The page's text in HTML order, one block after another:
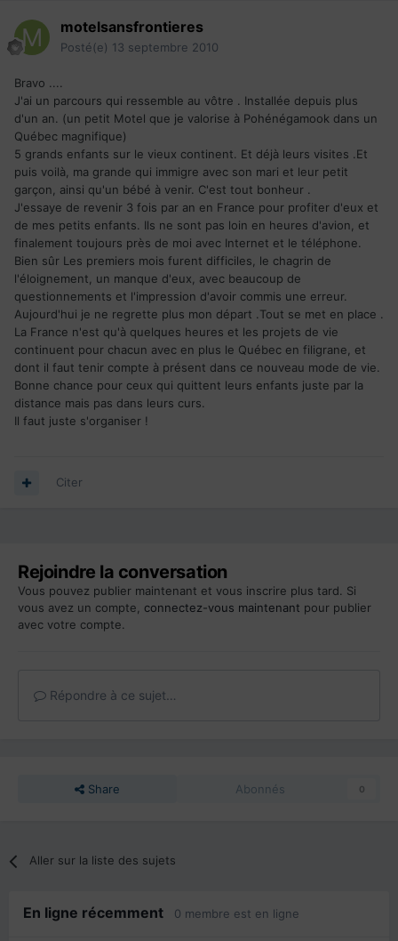
motelsansfrontieres
Posté(e) 13 septembre 2010
Bravo ....
J'ai un parcours qui ressemble au vôtre . Installée depuis plus
d'un an. (un petit Motel que je valorise à Pohénégamook dans un
Québec magnifique)
5 grands enfants sur le vieux continent. Et déjà leurs visites .Et
puis voilà, ma grande qui immigre avec son mari et leur petit
garçon, ainsi qu'un bébé à venir. C'est tout bonheur .
J'essaye de revenir 3 fois par an en France pour profiter d'eux et
de mes petits enfants. Ils ne sont pas loin en heures d'avion, et
finalement toujours près de moi avec Internet et le téléphone.
Bien sûr Les premiers mois furent difficiles, le chagrin de
l'éloignement, un manque d'eux, avec beaucoup de
questionnements et l'impression d'avoir commis une erreur.
Aujourd'hui je ne regrette plus mon départ .Tout se met en place .
La France n'est qu'à quelques heures et les projets de vie
continuent pour chacun avec en plus le Québec en filigrane, et
dont il faut tenir compte à présent dans ce nouveau mode de vie.
Bonne chance pour ceux qui quittent leurs enfants juste par la
distance mais pas dans leurs curs.
Il faut juste s'organiser !
Citer
Rejoindre la conversation
Vous pouvez publier maintenant et vous inscrire plus tard. Si
vous avez un compte, connectez-vous maintenant pour publier
avec votre compte.
Répondre à ce sujet…
Share Abonnés 0
Aller sur la liste des sujets
En ligne récemment 0 membre est en ligne